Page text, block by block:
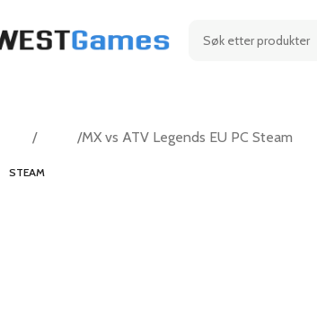
Racing MX vs ATV Legends EU PC Steam
STEAM